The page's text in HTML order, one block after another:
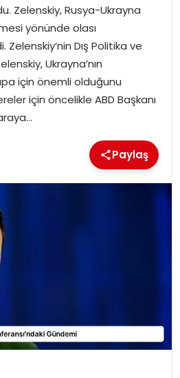
Zelenskiy, Rusya-Ukrayna
yönünde olası
Dış Politika ve
Ukrayna’nın
için önemli olduğunu
için öncelikle ABD Başkanı
Paylaş